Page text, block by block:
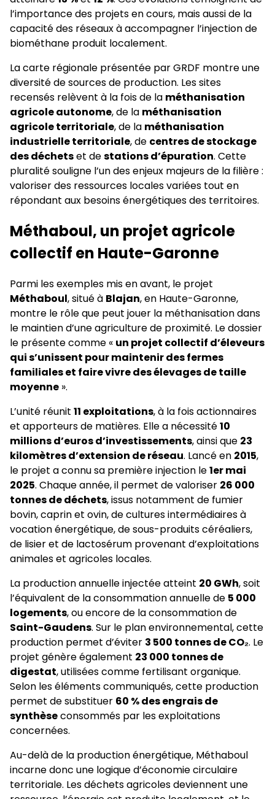
l’importance des projets en cours, mais aussi de la
capacité des réseaux à accompagner l’injection de
biométhane produit localement.
La carte régionale présentée par GRDF montre une
diversité de sources de production. Les sites
recensés relèvent à la fois de la méthanisation
agricole autonome, de la méthanisation
agricole territoriale, de la méthanisation
industrielle territoriale, de centres de stockage
des déchetset destations d’épuration. Cette
pluralité souligne l’un des enjeux majeurs de la filière :
valoriser des ressources locales variées tout en
répondant aux besoins énergétiques des territoires.
Méthaboul, un projet agricole
collectif en Haute-Garonne
Parmi les exemples mis en avant, le projet
Méthaboul, situé à Blajan, en Haute-Garonne,
montre le rôle que peut jouer la méthanisation dans
le maintien d’une agriculture de proximité. Le dossier
le présente comme « un projet collectif d’éleveurs
qui s’unissent pour maintenir des fermes
familiales et faire vivre des élevages de taille
moyenne ».
L’unité réunit 11 exploitations, à la fois actionnaires
et apporteurs de matières. Elle a nécessité10
millions d’euros d’investissements, ainsi que 23
kilomètres d’extension de réseau. Lancé en 2015,
le projet a connu sa première injection le1er mai
2025. Chaque année, il permet de valoriser 26 000
tonnes de déchets, issus notamment de fumier
bovin, caprin et ovin, de cultures intermédiaires à
vocation énergétique, de sous-produits céréaliers,
de lisier et de lactosérum provenant d’exploitations
animales et agricoles locales.
La production annuelle injectée atteint 20 GWh, soit
l’équivalent de la consommation annuelle de 5 000
logements, ou encore de la consommation de
Saint-Gaudens. Sur le plan environnemental, cette
production permet d’éviter 3 500 tonnes de CO₂. Le
projet génère également 23 000 tonnes de
digestat, utilisées comme fertilisant organique.
Selon les éléments communiqués, cette production
permet de substituer 60 % des engrais de
synthèseconsommés par les exploitations
concernées.
Au-delà de la production énergétique, Méthaboul
incarne donc une logique d’économie circulaire
territoriale. Les déchets agricoles deviennent une